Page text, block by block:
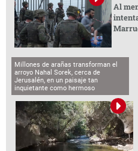
Al
Millones de arañas transforman el
arroyo Nahal Sorek, cerca de
Jerusalén, en un paisaje tan
inquietante como hermoso